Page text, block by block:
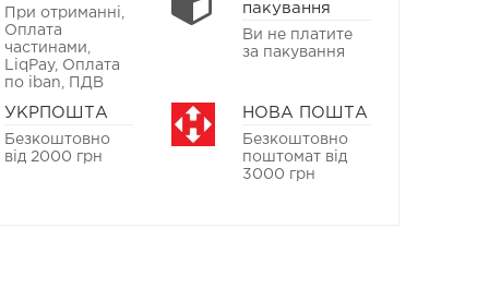
При отриманні,
Оплата
частинами,
LiqPay, Оплата
по iban, ПДВ
пакування
Ви не платите
за пакування
УКРПОШТА
Безкоштовно
від 2000 грн
НОВА ПОШТА
Безкоштовно
поштомат від
3000 грн